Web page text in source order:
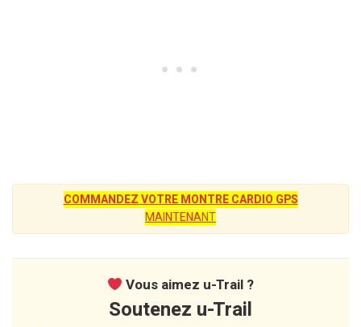
COMMANDEZ VOTRE MONTRE CARDIO GPS
MAINTENANT
Vous aimez u-Trail ?
Soutenez u-Trail